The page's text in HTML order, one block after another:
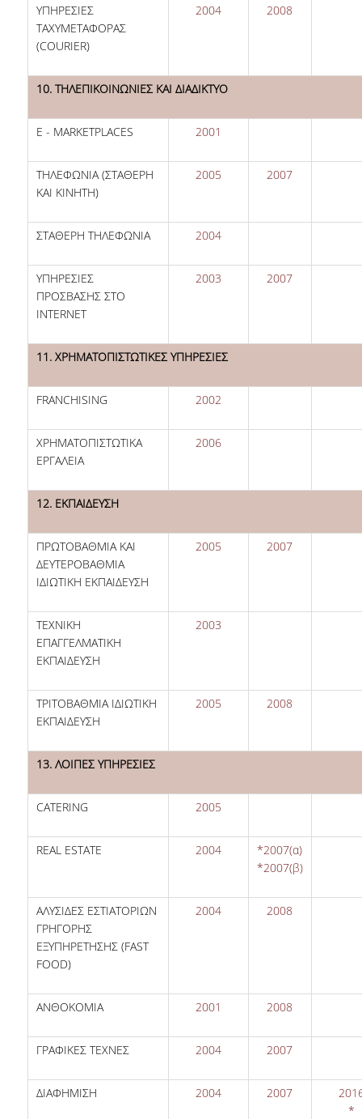
ΥΠΗΡΕΣΙΕΣ
ΤΑΧΥΜΕΤΑΦΟΡΑΣ
(COURIER)
2004 2008
10. ΤΗΛΕΠΙΚΟΙΝΩΝΙΕΣ ΚΑΙ ΔΙΑΔΙΚΤΥΟ
E - MARKETPLACES 2001
ΤΗΛΕΦΩΝΙΑ (ΣΤΑΘΕΡΗ
ΚΑΙ ΚΙΝΗΤΗ)
2005 2007
ΣΤΑΘΕΡΗ ΤΗΛΕΦΩΝΙΑ 2004
ΥΠΗΡΕΣΙΕΣ
ΠΡΟΣΒΑΣΗΣ ΣΤΟ
INTERNET
2003 2007
11. ΧΡΗΜΑΤΟΠΙΣΤΩΤΙΚΕΣ ΥΠΗΡΕΣΙΕΣ
FRANCHISING 2002
ΧΡΗΜΑΤΟΠΙΣΤΩΤΙΚΑ
ΕΡΓΑΛΕΙΑ
2006
12. ΕΚΠΑΙΔΕΥΣΗ
ΠΡΩΤΟΒΑΘΜΙΑ ΚΑΙ
ΔΕΥΤΕΡΟΒΑΘΜΙΑ
ΙΔΙΩΤΙΚΗ ΕΚΠΑΙΔΕΥΣΗ
2005 2007
ΤΕΧΝΙΚΗ
ΕΠΑΓΓΕΛΜΑΤΙΚΗ
ΕΚΠΑΙΔΕΥΣΗ
2003
ΤΡΙΤΟΒΑΘΜΙΑ ΙΔΙΩΤΙΚΗ
ΕΚΠΑΙΔΕΥΣΗ
2005 2008
13. ΛΟΙΠΕΣ ΥΠΗΡΕΣΙΕΣ
CATERING 2005
REAL ESTATE 2004 *2007(α)
*2007(β)
ΑΛΥΣΙΔΕΣ ΕΣΤΙΑΤΟΡΙΩΝ
ΓΡΗΓΟΡΗΣ
ΕΞΥΠΗΡΕΤΗΣΗΣ (FAST
FOOD)
2004 2008
ΑΝΘΟΚΟΜΙΑ 2001 2008
ΓΡΑΦΙΚΕΣ ΤΕΧΝΕΣ 2004 2007
ΔΙΑΦΗΜΙΣΗ 2004 2007
*